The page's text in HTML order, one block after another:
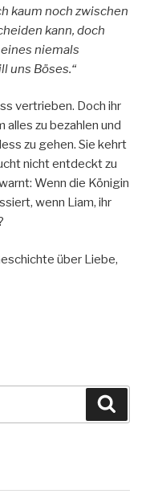
kaum noch zwischen
kann, doch
niemals
uns Böses.“
vertrieben. Doch ihr
alles zu bezahlen und
zu gehen. Sie kehrt
nicht entdeckt zu
Wenn die Königin
wenn Liam, ihr
über Liebe,